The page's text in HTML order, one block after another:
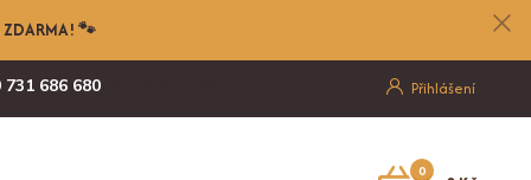
🐾
Přihlášení
731 686 680
0